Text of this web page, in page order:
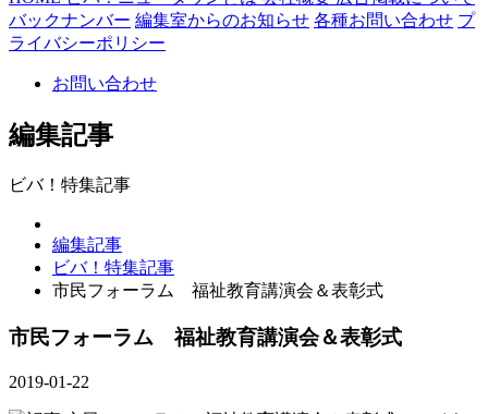
バックナンバー 編集室からのお知らせ 各種お問い合わせ プ
ライバシーポリシー
お問い合わせ
編集記事
ビバ！特集記事
編集記事
ビバ！特集記事
市民フォーラム 福祉教育講演会＆表彰式
市民フォーラム 福祉教育講演会＆表彰式
2019-01-22